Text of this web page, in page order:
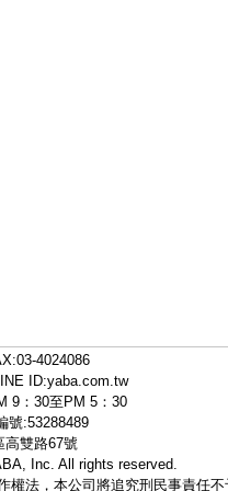
4024086
ID:yaba.com.tw
9：30至PM 5：30
號:53288489
高雙路67號
, Inc. All rights reserved.
權法，本公司將追究刑民事責任不